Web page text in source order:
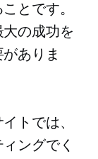
とです。
の成功を
ありま
トでは、
ングでく